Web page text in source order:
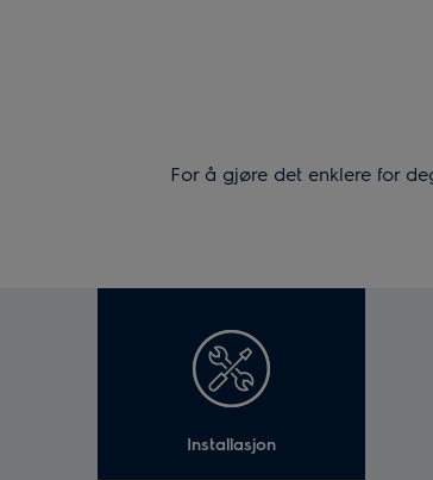
For å gjøre det enklere for
Installasjon